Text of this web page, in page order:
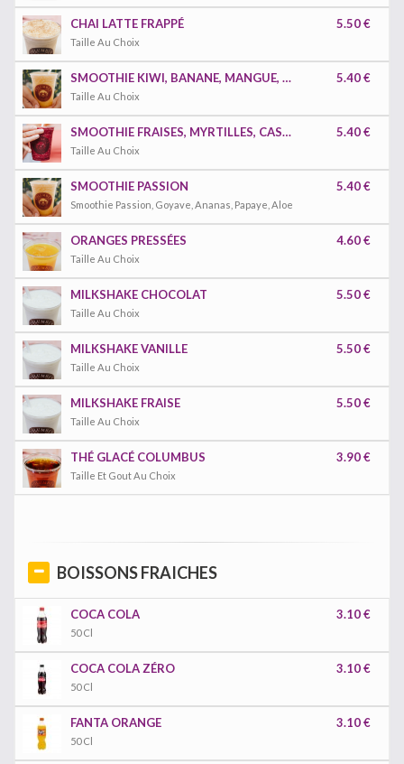
CHAI LATTE FRAPPÉ
Taille Au Choix
5.50 €
SMOOTHIE KIWI, BANANE, MANGUE, POMME
Taille Au Choix
5.40 €
SMOOTHIE FRAISES, MYRTILLES, CASSIS, MANGUES.
Taille Au Choix
5.40 €
SMOOTHIE PASSION
Smoothie Passion, Goyave, Ananas, Papaye, Aloe
5.40 €
ORANGES PRESSÉES
Taille Au Choix
4.60 €
MILKSHAKE CHOCOLAT
Taille Au Choix
5.50 €
MILKSHAKE VANILLE
Taille Au Choix
5.50 €
MILKSHAKE FRAISE
Taille Au Choix
5.50 €
THÉ GLACÉ COLUMBUS
Taille Et Gout Au Choix
3.90 €
BOISSONS FRAICHES
COCA COLA
50 Cl
3.10 €
COCA COLA ZÉRO
50 Cl
3.10 €
FANTA ORANGE
50 Cl
3.10 €